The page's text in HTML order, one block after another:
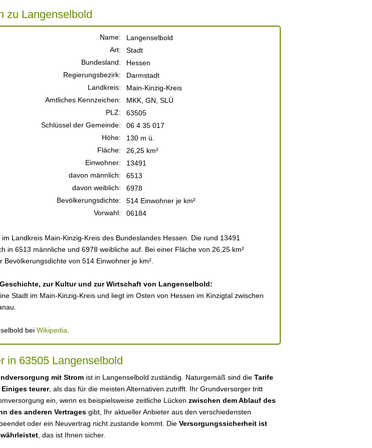
zu Langenselbold
Name:
Langenselbold
Art:
Stadt
Bundesland:
Hessen
Regierungsbezirk:
Darmstadt
Landkreis:
Main-Kinzig-Kreis
Amtliches Kennzeichen:
MKK, GN, SLÜ
PLZ:
63505
Schlüssel der Gemeinde:
06 4 35 017
Höhe:
130 m ü.
Fläche:
26,25 km²
Einwohner:
13491
davon männlich:
6513
davon weiblich:
6978
Bevölkerungsdichte:
514 Einwohner je km²
Vorwahl:
06184
Landkreis Main-Kinzig-Kreis des Bundeslandes Hessen. Die rund 13491
in 6513 männliche und 6978 weibliche auf. Bei einer Fläche von 26,25 km²
Bevölkerungsdichte von 514 Einwohner je km².
zur Kultur und zur Wirtschaft von Langenselbold:
Stadt im Main-Kinzig-Kreis und liegt im Osten von Hessen im Kinzigtal zwischen
bei Wikipedia
in 63505 Langenselbold
mit Strom ist in Langenselbold zuständig. Naturgemäß sind die Tarife
teurer, als das für die meisten Alternativen zutrifft. Ihr Grundversorger tritt
ein, wenn es beispielsweise zeitliche Lücken zwischen dem Ablauf des
des anderen Vertrages gibt, Ihr aktueller Anbieter aus den verschiedensten
oder ein Neuvertrag nicht zustande kommt. Die Versorgungssicherheit ist
, das ist Ihnen sicher.